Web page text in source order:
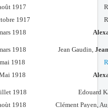
1917
1917
1918
1918 Jean Gaudin,
1918
1918
1918
Edouard
1918
Clément Payen,